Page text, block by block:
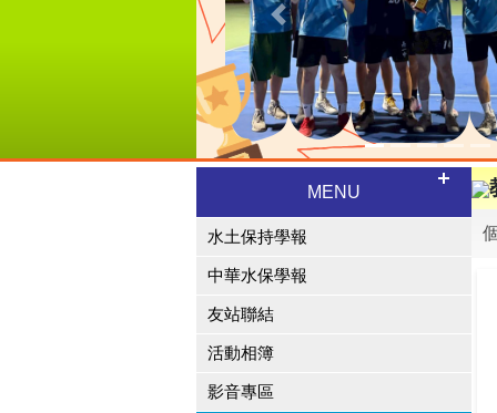
Previous
MENU
水土保持學報
中華水保學報
友站聯結
活動相簿
影音專區